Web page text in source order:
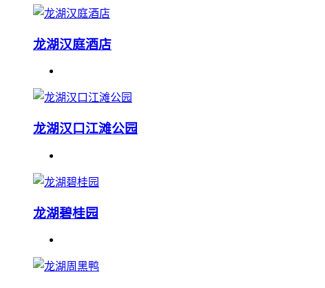
龙湖汉庭酒店
龙湖汉口江滩公园
龙湖碧桂园